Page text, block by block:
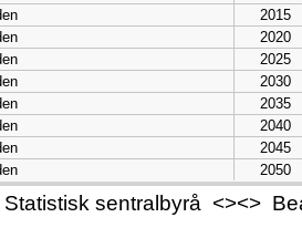
2015
2020
2025
2030
2035
2040
2045
2050
Statistisk sentralbyrå <><>